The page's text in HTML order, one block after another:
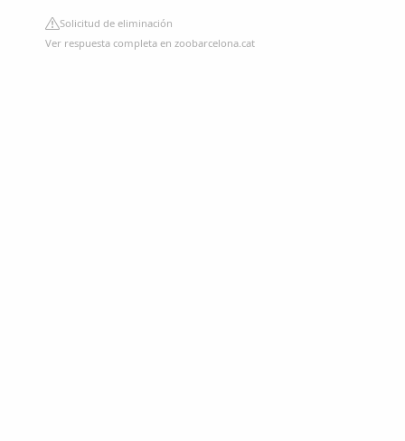
Solicitud de eliminación
Ver respuesta completa en zoobarcelona.cat